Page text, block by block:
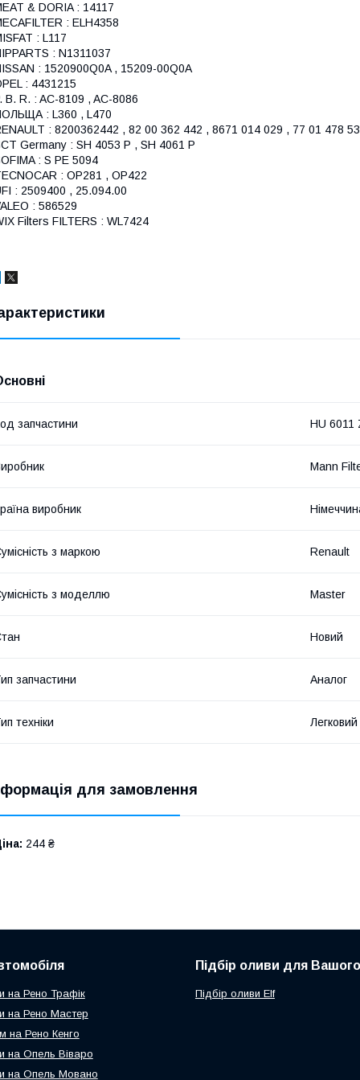
& DORIA : 14117
: ELH4358
: L117
: N1311037
: 1520900Q0A , 15209-00Q0A
: 4431215
B. R. : AC-8109 , AC-8086
: L360 , L470
: 8200362442 , 82 00 362 442 , 8671 014 029 , 77 01 478
Germany : SH 4053 P , SH 4061 P
: S PE 5094
: OP281 , OP422
: 2509400 , 25.094.00
: 586529
Filters FILTERS : WL7424
запчастини HU 6011
Mann
виробник
з маркою Renault
з моделлю Master
Новий
запчастини Аналог
техніки
для замовлення
244 ₴
на Рено Трафік
на Рено Мастер
на Рено Кенго
на Опель Віваро
на Опель Мовано
Підбір оливи для
Підбір оливи Elf